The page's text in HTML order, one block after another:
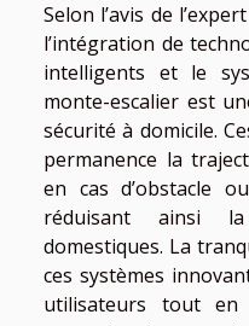
Selon l’avis de
l’intégration de
intelligents et le
monte-escalier est
sécurité à domicile.
permanence la
en cas d’obstacle
réduisant ainsi la
domestiques. La
ces systèmes
utilisateurs tout en